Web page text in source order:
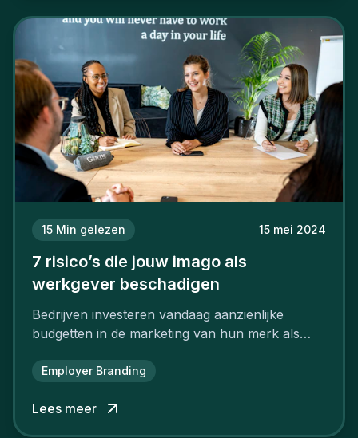
15 Min gelezen 15 mei 2024
7 risico’s die jouw imago als
werkgever beschadigen
Bedrijven investeren vandaag aanzienlijke
budgetten in de marketing van hun merk als
Employer Branding
Lees meer